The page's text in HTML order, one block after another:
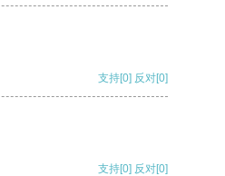
支持[0] 反对[0]
支持[0] 反对[0]